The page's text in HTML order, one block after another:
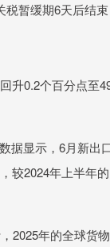
税暂缓期6天后结
升0.2个百分点至
据显示，6月新出
较2024年上半年
2025年的全球货